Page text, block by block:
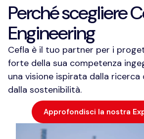
Perché scegliere
Engineering
Cefla è il tuo partner per i
forte della sua competenza
una visione ispirata dalla ricerca
dalla sostenibilità.
Approfondisci la nostra